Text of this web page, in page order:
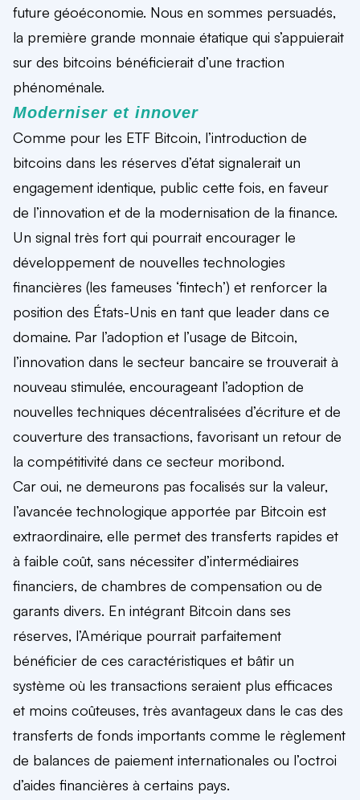
future géoéconomie. Nous en sommes persuadés,
la première grande monnaie étatique qui s’appuierait
sur des bitcoins bénéficierait d’une traction
phénoménale.
Moderniser et innover
Comme pour les ETF Bitcoin, l’introduction de
bitcoins dans les réserves d’état signalerait un
engagement identique, public cette fois, en faveur
de l’innovation et de la modernisation de la finance.
Un signal très fort qui pourrait encourager le
développement de nouvelles technologies
financières (les fameuses ‘fintech’) et renforcer la
position des États-Unis en tant que leader dans ce
domaine. Par l’adoption et l’usage de Bitcoin,
l’innovation dans le secteur bancaire se trouverait à
nouveau stimulée, encourageant l’adoption de
nouvelles techniques décentralisées d’écriture et de
couverture des transactions, favorisant un retour de
la compétitivité dans ce secteur moribond.
Car oui, ne demeurons pas focalisés sur la valeur,
l’avancée technologique apportée par Bitcoin est
extraordinaire, elle permet des transferts rapides et
à faible coût, sans nécessiter d’intermédiaires
financiers, de chambres de compensation ou de
garants divers. En intégrant Bitcoin dans ses
réserves, l’Amérique pourrait parfaitement
bénéficier de ces caractéristiques et bâtir un
système où les transactions seraient plus efficaces
et moins coûteuses, très avantageux dans le cas des
transferts de fonds importants comme le règlement
de balances de paiement internationales ou l’octroi
d’aides financières à certains pays.